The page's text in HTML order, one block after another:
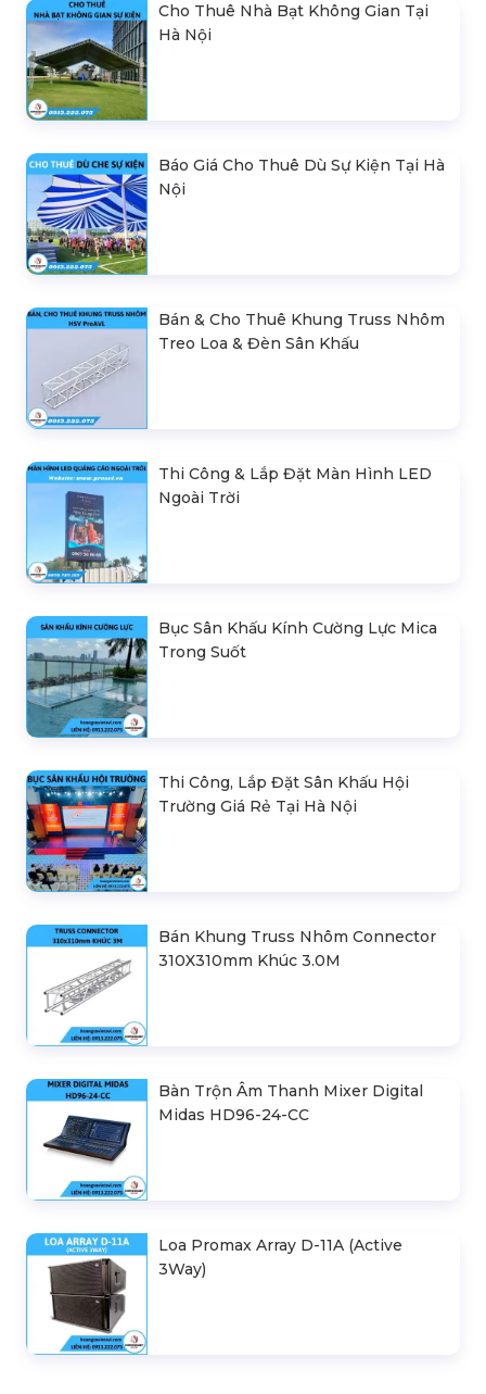
Cho Thuê Nhà Bạt Không Gian Tại
Hà Nội
Báo Giá Cho Thuê Dù Sự Kiện Tại Hà
Nội
Bán & Cho Thuê Khung Truss Nhôm
Treo Loa & Đèn Sân Khấu
Thi Công & Lắp Đặt Màn Hình LED
Ngoài Trời
Bục Sân Khấu Kính Cường Lực Mica
Trong Suốt
Thi Công, Lắp Đặt Sân Khấu Hội
Trường Giá Rẻ Tại Hà Nội
Bán Khung Truss Nhôm Connector
310X310mm Khúc 3.0M
Bàn Trộn Âm Thanh Mixer Digital
Midas HD96-24-CC
Loa Promax Array D-11A (Active
3Way)